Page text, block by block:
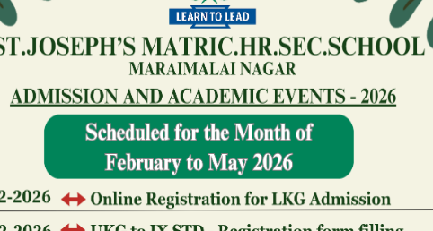
В качестве источника дохода таких агентов
компанией- изготовителем. Если распределением
он будет являться вторым звеном цепочки. Это
дочернее предприятие производителя.
дальнейшей перепродажи.
Новые стратегии форекс
Производитель перекладывает задачу реализации
деле плечи. Дилеры фактически доносят товар до